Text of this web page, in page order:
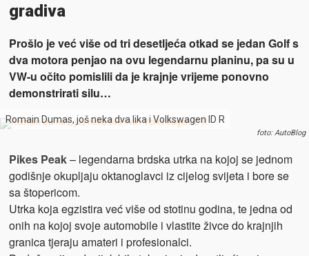
gradiva
Prošlo je već više od tri desetljeća otkad se jedan Golf s
dva motora penjao na ovu legendarnu planinu, pa su u
VW-u očito pomislili da je krajnje vrijeme ponovno
demonstrirati silu…
Romain Dumas, još neka dva lika i Volkswagen ID R
foto: AutoBlog
Pikes Peak– legendarna brdska utrka na kojoj se jednom
godišnje okupljaju oktanoglavci iz cijelog svijeta i bore se
sa štopericom.
Utrka koja egzistira već više od stotinu godina, te jedna od
onih na kojoj svoje automobile i vlastite živce do krajnjih
granica tjeraju amateri i profesionalci.